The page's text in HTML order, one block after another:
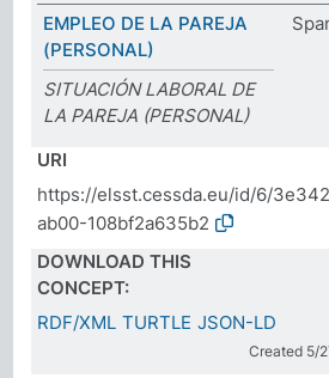
EMPLEO DE LA PAREJA
(PERSONAL)
SITUACIÓN LABORAL DE
LA PAREJA (PERSONAL)
URI
https://elsst.cessda.eu/id/6/
ab00-108bf2a635b2
DOWNLOAD THIS
CONCEPT:
RDF/XML TURTLE JSON-LD
Created 5/